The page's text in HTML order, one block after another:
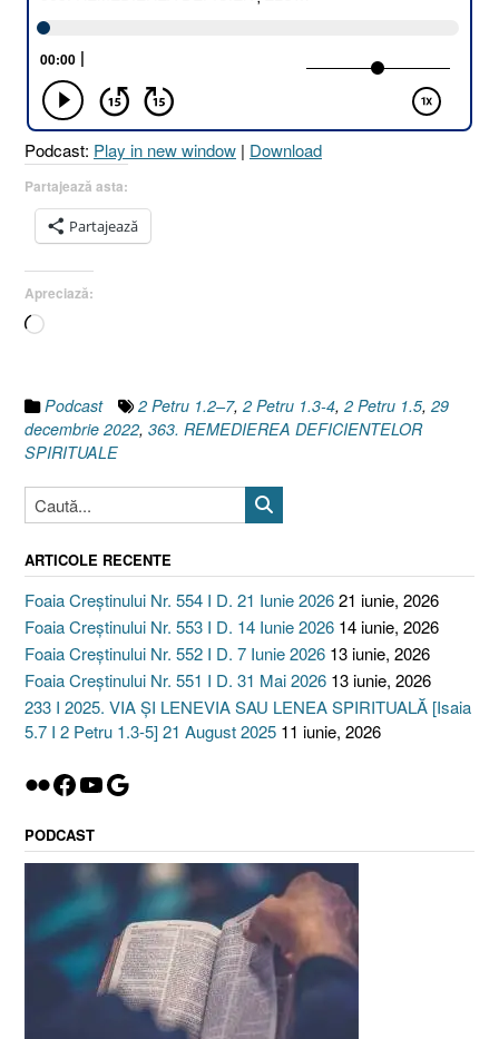
2
Podcast: Play in new window | Download
Partajează asta:
Partajează
Apreciază:
Încarc...
Podcast 2 Petru 1.2–7, 2 Petru 1.3-4, 2 Petru 1.5, 29
decembrie 2022, 363. REMEDIEREA DEFICIENTELOR
SPIRITUALE
ARTICOLE RECENTE
Foaia Creștinului Nr. 554 I D. 21 Iunie 202621 iunie, 2026
Foaia Creștinului Nr. 553 I D. 14 Iunie 2026 14 iunie, 2026
Foaia Creștinului Nr. 552 I D. 7 Iunie 2026 13 iunie, 2026
Foaia Creștinului Nr. 551 I D. 31 Mai 2026 13 iunie, 2026
233 I 2025. VIA ȘI LENEVIA SAU LENEA SPIRITUALĂ [Isaia
5.7 I 2 Petru 1.3-5] 21 August 2025 11 iunie, 2026
Flickr
Facebook
YouTube
Google
PODCAST